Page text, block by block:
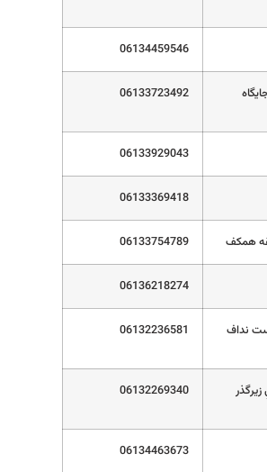
06134459546
گلستان- واحد 20 جنب جايگاه
06133723492
06133929043
06133369418
همکف 06133754789
06136218274
نداف
06132236581
06132269340
06134463673